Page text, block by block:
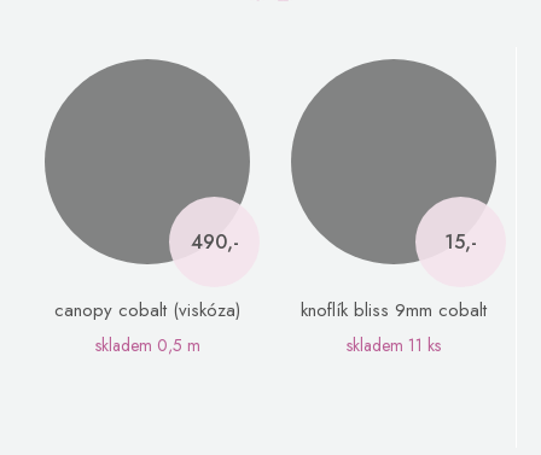
490,-
canopy cobalt (viskóza)
skladem 0,5 m
15,-
knoflík bliss 9mm cobalt
skladem 11 ks